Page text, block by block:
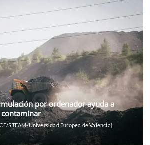
por ordenador ayuda a
contaminar
STEAM-Universidad Europea de Valencia)